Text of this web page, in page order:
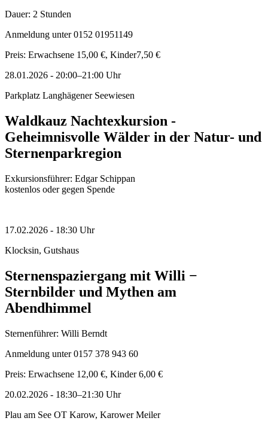
Dauer: 2 Stunden
Anmeldung unter 0152 01951149
Preis: Erwachsene 15,00 €, Kinder7,50 €
28.01.2026 - 20:00–21:00 Uhr
Parkplatz Langhägener Seewiesen
Waldkauz Nachtexkursion -
Geheimnisvolle Wälder in der Natur- und
Sternenparkregion
Exkursionsführer: Edgar Schippan
kostenlos oder gegen Spende
17.02.2026 - 18:30 Uhr
Klocksin, Gutshaus
Sternenspaziergang mit Willi −
Sternbilder und Mythen am
Abendhimmel
Sternenführer: Willi Berndt
Anmeldung unter 0157 378 943 60
Preis: Erwachsene 12,00 €, Kinder 6,00 €
20.02.2026 - 18:30–21:30 Uhr
Plau am See OT Karow, Karower Meiler